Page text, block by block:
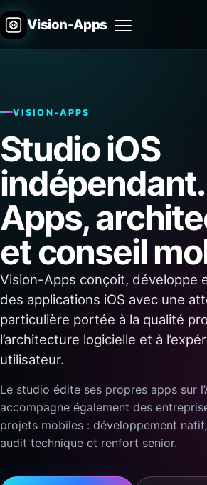
Vision-Apps
VISION-APPS
Studio iOS
indépendant.
Apps,
et conseil
Vision-Apps conçoit, développe
des applications iOS avec une
particulière portée à la qualité
l’architecture logicielle et à
utilisateur.
Le studio édite ses propres apps sur
accompagne également des
projets mobiles : développement
audit technique et renfort senior.